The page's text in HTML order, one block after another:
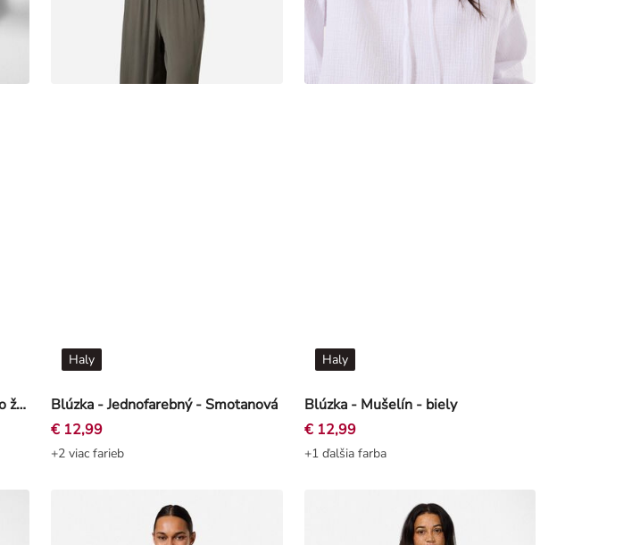
Blúzkové tričko - Pásiky - Svetlo žltá Blúzka - Jednofarebný - Smotanová
Haly
€ 12,99
+2 viac farieb
Blúzka - Mušelín - biely
Haly
€ 12,99
+1 ďalšia farba